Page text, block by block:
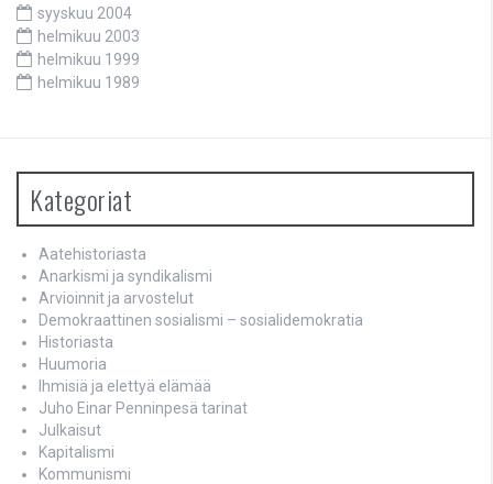
syyskuu 2004
helmikuu 2003
helmikuu 1999
helmikuu 1989
Kategoriat
Aatehistoriasta
Anarkismi ja syndikalismi
Arvioinnit ja arvostelut
Demokraattinen sosialismi – sosialidemokratia
Historiasta
Huumoria
Ihmisiä ja elettyä elämää
Juho Einar Penninpesä tarinat
Julkaisut
Kapitalismi
Kommunismi